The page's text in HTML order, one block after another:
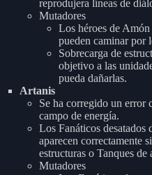
reprodujera líneas de
Mutadores
Los héroes de
pueden caminar por
Sobrecarga de
objetivo a las
pueda dañarlas.
Artanis
Se ha corregido un error
campo de energía.
Los Fanáticos desatados
aparecen correctamente
estructuras o Tanques de
Mutadores